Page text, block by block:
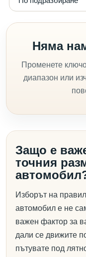
Няма
Променете
диапазон или
Защо е
точния
Изборът на
автомобил е не
важен фактор за
дали се движите
пътувате под